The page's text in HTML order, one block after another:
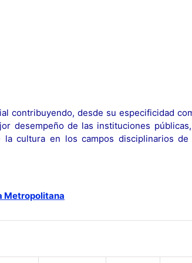
contribuyendo, desde su especificidad
desempeño de las instituciones
cultura en los campos disciplinarios
Metropolitana